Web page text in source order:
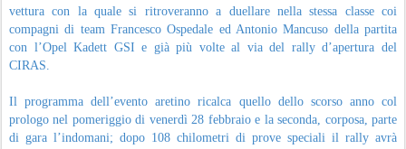
vettura con la quale si ritroveranno a duellare nella stessa classe coi
compagni di team Francesco Ospedale ed Antonio Mancuso della partita
con l’Opel Kadett GSI e già più volte al via del rally d’apertura del
CIRAS.
Il programma dell’evento aretino ricalca quello dello scorso anno col
prologo nel pomeriggio di venerdì 28 febbraio e la seconda, corposa, parte
di gara l’indomani; dopo 108 chilometri di prove speciali il rally avrà